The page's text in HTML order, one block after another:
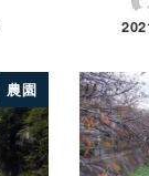
農園